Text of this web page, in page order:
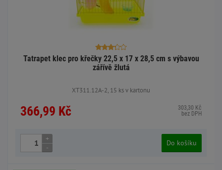
Tatrapet klec pro křečky 22,5 x 17 x 28,5 cm s výbavou
zářívě žlutá
XT311.12A-2, 15 ks v kartonu
366,99 Kč
303,30 Kč
bez DPH
+
-
Do košíku